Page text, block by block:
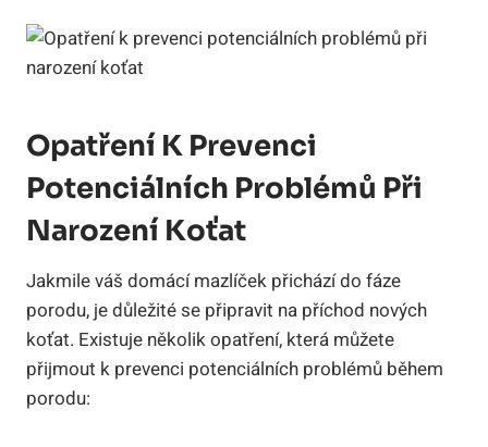
Opatření K Prevenci
Potenciálních Problémů Při
Narození Koťat
Jakmile váš domácí mazlíček přichází do fáze
porodu, je důležité se připravit na příchod nových
koťat. Existuje několik opatření, která můžete
přijmout k prevenci potenciálních problémů během
porodu: